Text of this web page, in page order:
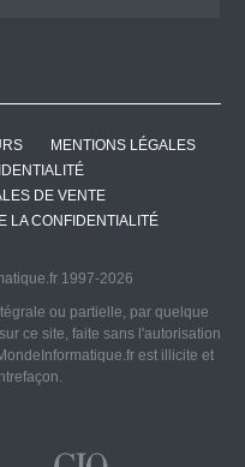
MENTIONS LÉGALES
DE VENTE
LA CONFIDENTIALITÉ
1997-2026
ou partielle, par quelque
ce site, faite sans l'autorisation
est illicite et